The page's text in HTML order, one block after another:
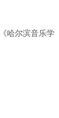
哈尔滨音乐学